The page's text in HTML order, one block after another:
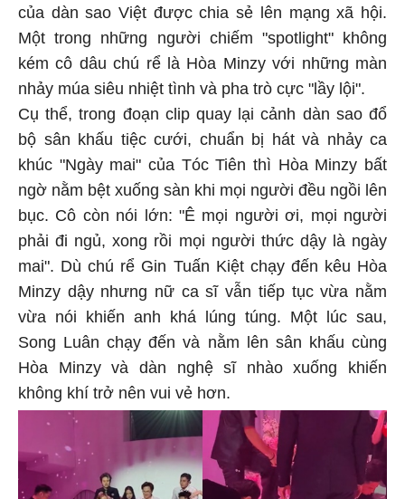
của dàn sao Việt được chia sẻ lên mạng xã hội.
Một trong những người chiếm "spotlight" không
kém cô dâu chú rể là Hòa Minzy với những màn
nhảy múa siêu nhiệt tình và pha trò cực "lầy lội".
Cụ thể, trong đoạn clip quay lại cảnh dàn sao đổ
bộ sân khấu tiệc cưới, chuẩn bị hát và nhảy ca
khúc "Ngày mai" của Tóc Tiên thì Hòa Minzy bất
ngờ nằm bệt xuống sàn khi mọi người đều ngồi lên
bục. Cô còn nói lớn: "Ê mọi người ơi, mọi người
phải đi ngủ, xong rồi mọi người thức dậy là ngày
mai". Dù chú rể Gin Tuấn Kiệt chạy đến kêu Hòa
Minzy dậy nhưng nữ ca sĩ vẫn tiếp tục vừa nằm
vừa nói khiến anh khá lúng túng. Một lúc sau,
Song Luân chạy đến và nằm lên sân khấu cùng
Hòa Minzy và dàn nghệ sĩ nhào xuống khiến
không khí trở nên vui vẻ hơn.